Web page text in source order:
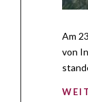
Am
von